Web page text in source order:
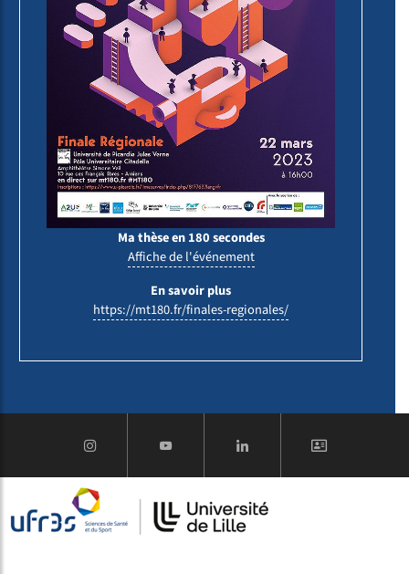
Ma thèse en 180 secondes
Affiche de l'événement
En savoir plus
https://mt180.fr/finales-regionales/